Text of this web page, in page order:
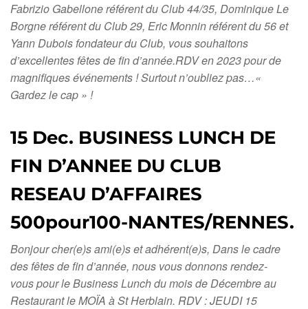
Fabrizio Gabellone référent du Club 44/35, Dominique Le
Borgne référent du Club 29, Eric Monnin référent du 56 et
Yann Dubois fondateur du Club, vous souhaitons
d’excellentes fêtes de fin d’année.RDV en 2023 pour de
magnifiques événements ! Surtout n’oubliez pas…«
Gardez le cap » !
15 Dec. BUSINESS LUNCH DE
FIN D’ANNEE DU CLUB
RESEAU D’AFFAIRES
500pour100-NANTES/RENNES.
Bonjour cher(e)s ami(e)s et adhérent(e)s, Dans le cadre
des fêtes de fin d’année, nous vous donnons rendez-
vous pour le Business Lunch du mois de Décembre au
Restaurant le MOÏA à St Herblain. RDV : JEUDI 15